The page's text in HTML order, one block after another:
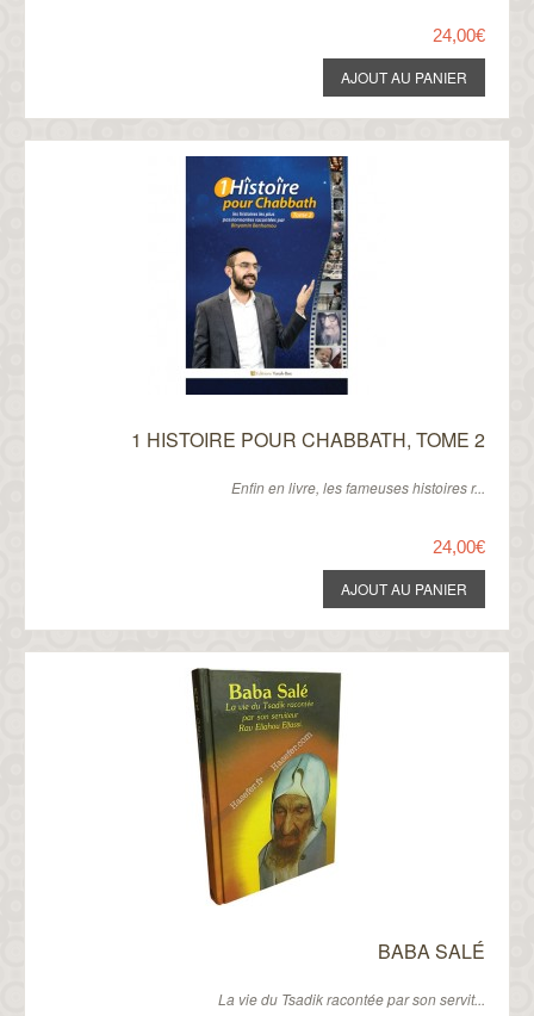
24,00€
1 HISTOIRE POUR CHABBATH, TOME 2
Enfin en livre, les fameuses histoires r...
24,00€
BABA SALÉ
La vie du Tsadik racontée par son servit...